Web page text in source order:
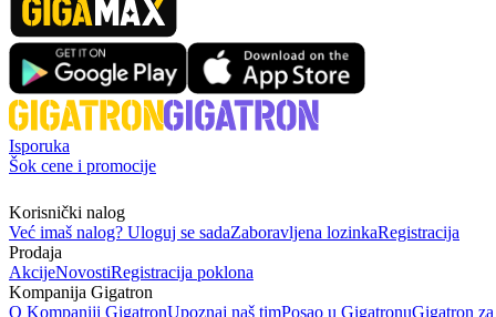
Isporuka
Šok cene i promocije
Korisnički nalog
Već imaš nalog? Uloguj se sadaZaboravljena lozinkaRegistracija
Prodaja
AkcijeNovostiRegistracija poklona
Kompanija Gigatron
O Kompaniji GigatronUpoznaj naš timPosao u GigatronuGigatron